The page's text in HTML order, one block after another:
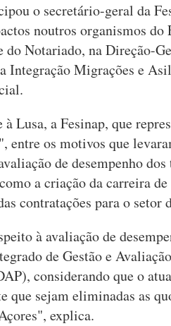
o secretário-geral da
noutros organismos
do Notariado, na Direção-
Integração Migrações e
à Lusa, a Fesinap, que
entre os motivos que
de desempenho
a criação da carreira
contratações para o setor
à avaliação de
de Gestão e
considerando que o
que sejam eliminadas as
explica.